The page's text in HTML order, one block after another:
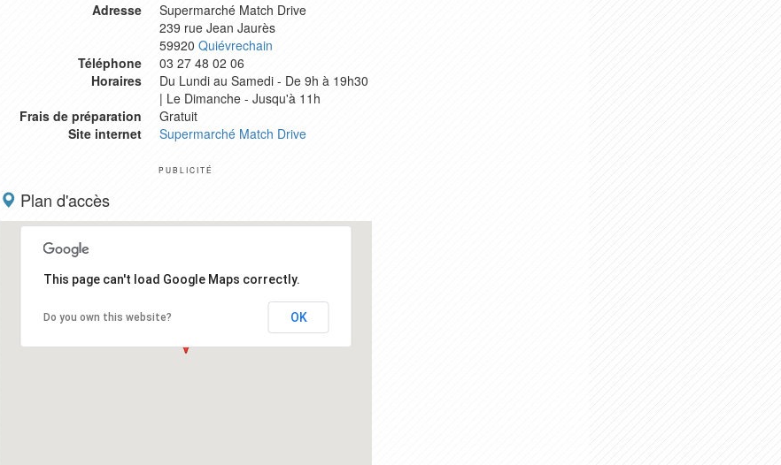
Adresse
Supermarché Match Drive
239 rue Jean Jaurès
59920 Quiévrechain
Téléphone
03 27 48 02 06
Horaires
Du Lundi au Samedi - De 9h à 19h30
| Le Dimanche - Jusqu'à 11h
Frais de préparation
Gratuit
Site internet
Supermarché Match Drive
PUBLICITÉ
Plan d'accès
This page can't load Google Maps correctly.
Do you own this website? OK